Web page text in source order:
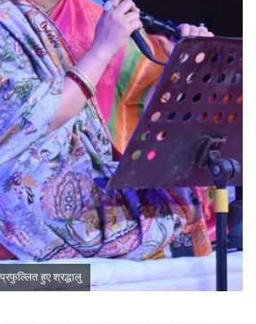
हुए श्रद्धालु